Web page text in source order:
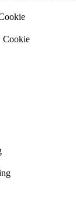
Cookie